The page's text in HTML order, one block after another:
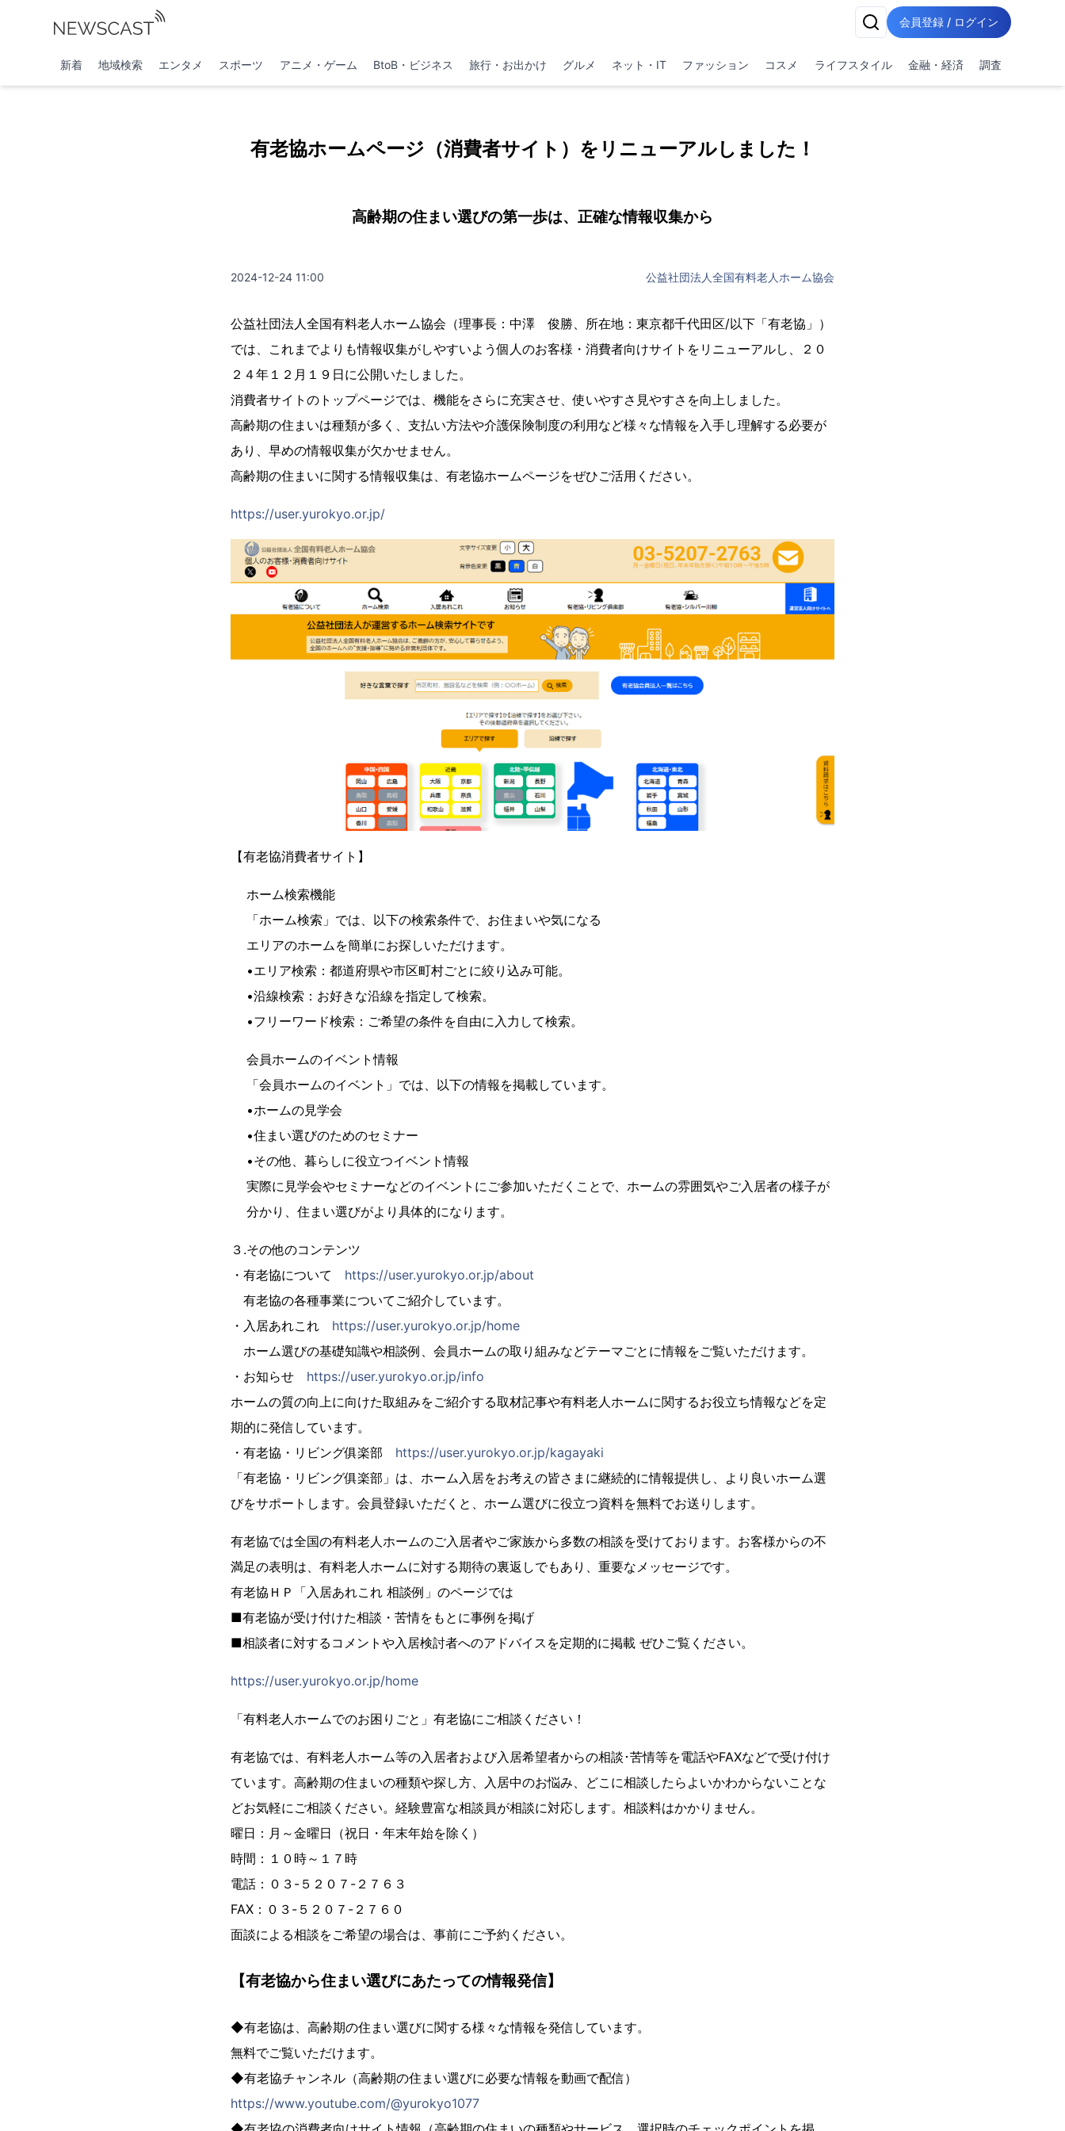
会員登録 / ログイン
新着 地域検索 エンタメ スポーツ アニメ・ゲーム BtoB・ビジネス 旅行・お出かけ グルメ ネット・IT ファッション コスメ ライフスタイル 金融・経済 調査
有老協ホームページ（消費者サイト）をリニューアルしました！
高齢期の住まい選びの第一歩は、正確な情報収集から
2024-12-24 11:00 公益社団法人全国有料老人ホーム協会
公益社団法人全国有料老人ホーム協会（理事長：中澤 俊勝、所在地：東京都千代田区/以下「有老協」）
では、これまでよりも情報収集がしやすいよう個人のお客様・消費者向けサイトをリニューアルし、２０
２４年１２月１９日に公開いたしました。
消費者サイトのトップページでは、機能をさらに充実させ、使いやすさ見やすさを向上しました。
高齢期の住まいは種類が多く、支払い方法や介護保険制度の利用など様々な情報を入手し理解する必要が
あり、早めの情報収集が欠かせません。
高齢期の住まいに関する情報収集は、有老協ホームページをぜひご活用ください。
https://user.yurokyo.or.jp/
【有老協消費者サイト】
ホーム検索機能
「ホーム検索」では、以下の検索条件で、お住まいや気になる
エリアのホームを簡単にお探しいただけます。
•エリア検索：都道府県や市区町村ごとに絞り込み可能。
•沿線検索：お好きな沿線を指定して検索。
•フリーワード検索：ご希望の条件を自由に入力して検索。
会員ホームのイベント情報
「会員ホームのイベント」では、以下の情報を掲載しています。
•ホームの見学会
•住まい選びのためのセミナー
•その他、暮らしに役立つイベント情報
実際に見学会やセミナーなどのイベントにご参加いただくことで、ホームの雰囲気やご入居者の様子が
分かり、住まい選びがより具体的になります。
３.その他のコンテンツ
・有老協について https://user.yurokyo.or.jp/about
有老協の各種事業についてご紹介しています。
・入居あれこれ https://user.yurokyo.or.jp/home
ホーム選びの基礎知識や相談例、会員ホームの取り組みなどテーマごとに情報をご覧いただけます。
・お知らせ https://user.yurokyo.or.jp/info
ホームの質の向上に向けた取組みをご紹介する取材記事や有料老人ホームに関するお役立ち情報などを定
期的に発信しています。
・有老協・リビング俱楽部 https://user.yurokyo.or.jp/kagayaki
「有老協・リビング俱楽部」は、ホーム入居をお考えの皆さまに継続的に情報提供し、より良いホーム選
びをサポートします。会員登録いただくと、ホーム選びに役立つ資料を無料でお送りします。
有老協では全国の有料老人ホームのご入居者やご家族から多数の相談を受けております。お客様からの不
満足の表明は、有料老人ホームに対する期待の裏返しでもあり、重要なメッセージです。
有老協ＨＰ「入居あれこれ 相談例」のページでは
■有老協が受け付けた相談・苦情をもとに事例を掲げ
■相談者に対するコメントや入居検討者へのアドバイスを定期的に掲載 ぜひご覧ください。
https://user.yurokyo.or.jp/home
「有料老人ホームでのお困りごと」有老協にご相談ください！
有老協では、有料老人ホーム等の入居者および入居希望者からの相談･苦情等を電話やFAXなどで受け付け
ています。高齢期の住まいの種類や探し方、入居中のお悩み、どこに相談したらよいかわからないことな
どお気軽にご相談ください。経験豊富な相談員が相談に対応します。相談料はかかりません。
曜日：月～金曜日（祝日・年末年始を除く）
時間：１０時～１７時
電話：０３-５２０７-２７６３
FAX：０３-５２０７-２７６０
面談による相談をご希望の場合は、事前にご予約ください。
【有老協から住まい選びにあたっての情報発信】
◆有老協は、高齢期の住まい選びに関する様々な情報を発信しています。
無料でご覧いただけます。
◆有老協チャンネル（高齢期の住まい選びに必要な情報を動画で配信）
https://www.youtube.com/@yurokyo1077